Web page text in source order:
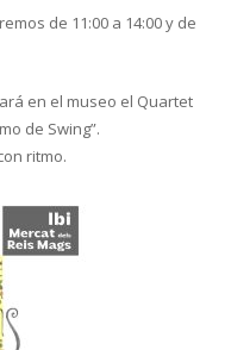
de 11:00 a 14:00 y de
en el museo el Quartet
de Swing”.
ritmo.